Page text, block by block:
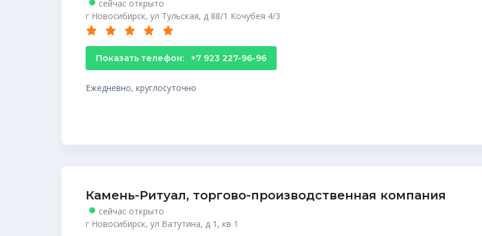
сейчас открыто
г Новосибирск, ул Тульская, д 88/1 Кочубея 4/3
Показать телефон: +7 923 227-96-96
Ежедневно, круглосуточно
Камень-Ритуал, торгово-производственная компания
сейчас открыто
г Новосибирск, ул Ватутина, д 1, кв 1